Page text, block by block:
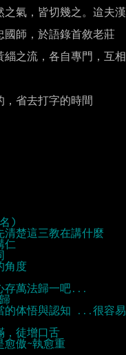
氣，皆切幾之。迨夫漢
國師，於語錄首敘老莊
緇之流，各自專門，互相
，省去打字的時間
的体悟與認知 ...很容易